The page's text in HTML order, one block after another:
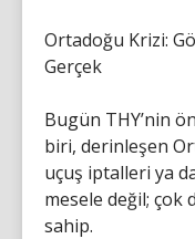
Ortadoğu Krizi:
Gerçek
Bugün THY’nin
biri, derinleşen
uçuş iptalleri ya
mesele değil; çok
sahip.